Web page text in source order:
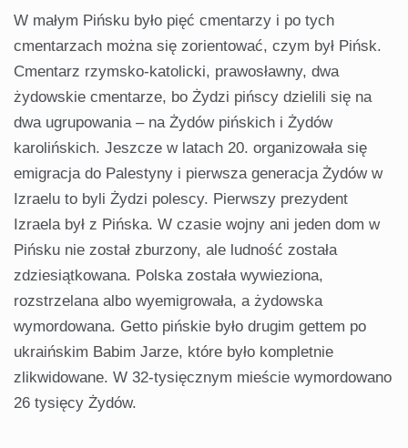
W małym Pińsku było pięć cmentarzy i po tych
cmentarzach można się zorientować, czym był Pińsk.
Cmentarz rzymsko-katolicki, prawosławny, dwa
żydowskie cmentarze, bo Żydzi pińscy dzielili się na
dwa ugrupowania – na Żydów pińskich i Żydów
karolińskich. Jeszcze w latach 20. organizowała się
emigracja do Palestyny i pierwsza generacja Żydów w
Izraelu to byli Żydzi polescy. Pierwszy prezydent
Izraela był z Pińska. W czasie wojny ani jeden dom w
Pińsku nie został zburzony, ale ludność została
zdziesiątkowana. Polska została wywieziona,
rozstrzelana albo wyemigrowała, a żydowska
wymordowana. Getto pińskie było drugim gettem po
ukraińskim Babim Jarze, które było kompletnie
zlikwidowane. W 32-tysięcznym mieście wymordowano
26 tysięcy Żydów.